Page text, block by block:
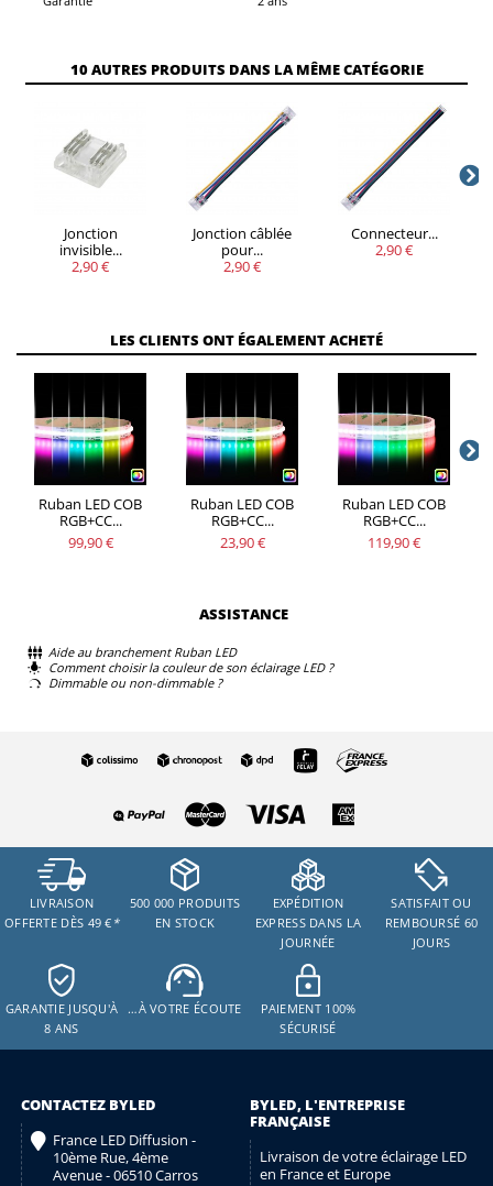
10 AUTRES PRODUITS DANS LA MÊME CATÉGORIE
Jonction
invisible...
2,90 €
Jonction câblée
pour...
2,90 €
Connecteur...
2,90 €
LES CLIENTS ONT ÉGALEMENT ACHETÉ
Ruban LED COB
RGB+CC...
99,90 €
Ruban LED COB
RGB+CC...
23,90 €
Ruban LED COB
RGB+CC...
119,90 €
ASSISTANCE
Aide au branchement Ruban LED
Comment choisir la couleur de son éclairage LED ?
Dimmable ou non-dimmable ?
LIVRAISON
OFFERTE DÈS 49 € *
500 000 PRODUITS
EN STOCK
EXPÉDITION
EXPRESS DANS LA
JOURNÉE
SATISFAIT OU
REMBOURSÉ 60
JOURS
GARANTIE JUSQU'À
8 ANS
…À VOTRE ÉCOUTE
PAIEMENT 100%
SÉCURISÉ
CONTACTEZ BYLED
France LED Diffusion -
10ème Rue, 4ème
Avenue - 06510 Carros
BYLED, L'ENTREPRISE
FRANÇAISE
Livraison de votre éclairage LED
en France et Europe